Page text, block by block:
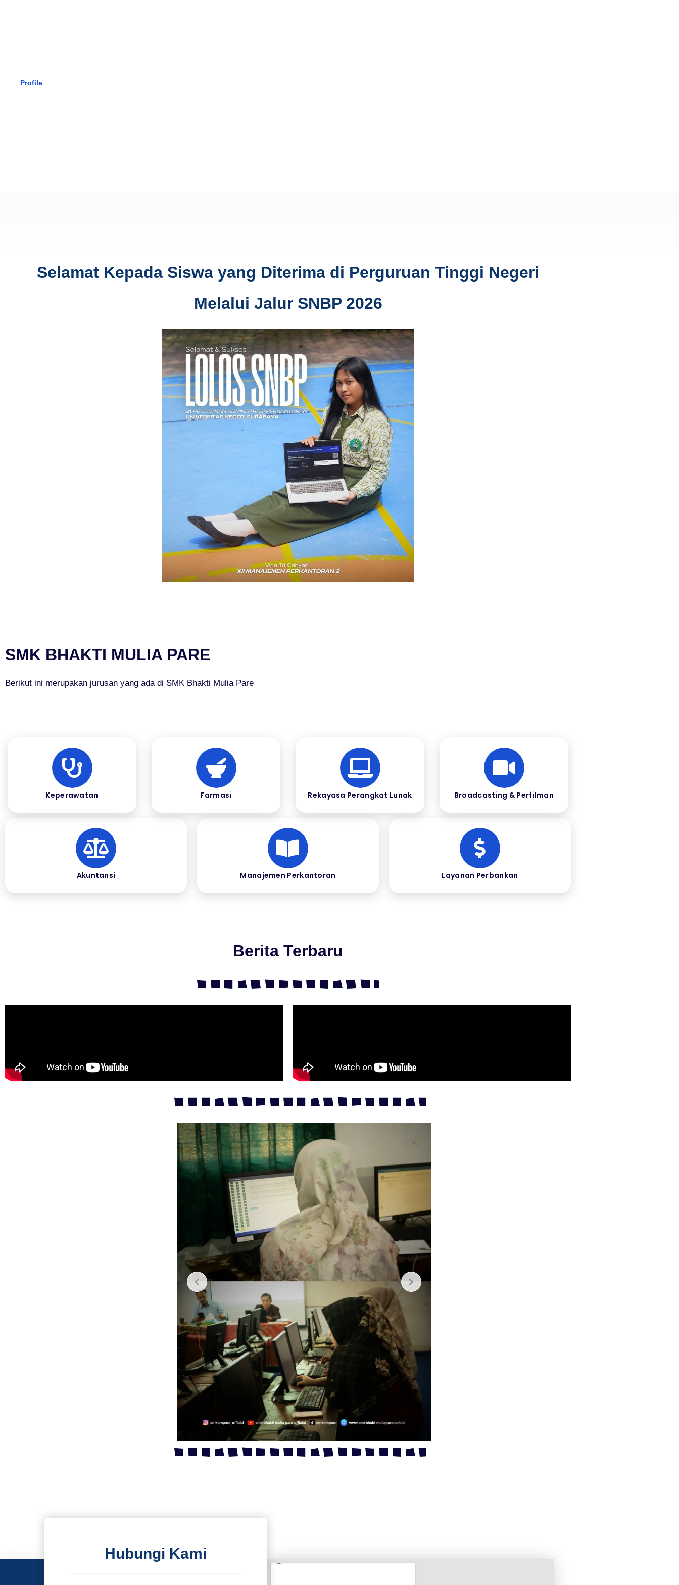
Profile
Selamat Kepada Siswa yang Diterima di Perguruan Tinggi Negeri
Melalui Jalur SNBP 2026
SMK BHAKTI MULIA PARE
Berikut ini merupakan jurusan yang ada di SMK Bhakti Mulia Pare
Keperawatan Farmasi Rekayasa Perangkat Lunak Broadcasting & Perfilman
Akuntansi Manajemen Perkantoran Layanan Perbankan
Berita Terbaru
Hubungi Kami